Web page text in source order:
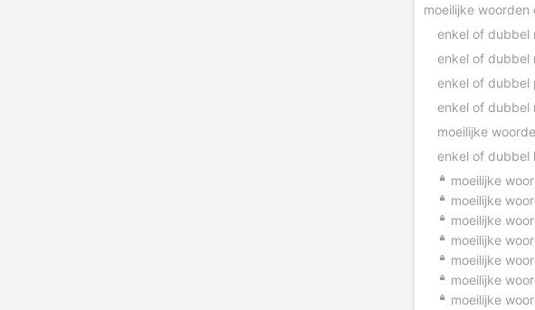
enkel of dubbel
enkel of dubbel
enkel of dubbel
enkel of dubbel
enkel of dubbel
moeilijke
moeilijke
moeilijke
moeilijke
moeilijke
moeilijke
moeilijke